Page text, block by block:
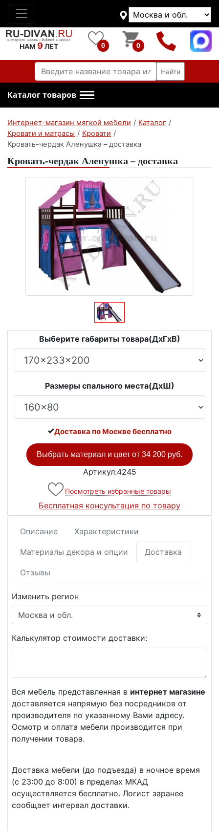
НАМ 9 ЛЕТ 0 0
Найти
Каталог товаров
Интернет-магазин мягкой мебели / Каталог /
Кровати и матрасы / Кровати /
Кровать-чердак Аленушка – доставка
Кровать-чердак Аленушка – доставка
Выберите габариты товара(ДxГxВ)
Размеры спального места(ДxШ)
Доставка по Москве бесплатно
Выбрать материал и цвет от 34 200 руб.
Артикул:4245
Посмотреть избранные товары
Бесплатная консультация по товару
Описание Характеристики
Материалы декора и опции Доставка
Отзывы
Изменить регион
Калькулятор стоимости доставки:
Вся мебель представленная в интернет магазине
доставляется напрямую без посредников от
производителя по указанному Вами адресу.
Осмотр и оплата мебели производится при
получении товара.
Доставка мебели (до подъезда) в ночное время
(с 23:00 до 8:00) в пределах МКАД
осуществляется бесплатно. Логист заранее
сообщает интервал доставки.